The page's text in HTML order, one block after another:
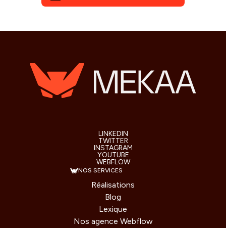
LINKEDIN
TWITTER
INSTAGRAM
YOUTUBE
WEBFLOW
NOS SERVICES
Réalisations
Blog
Lexique
Nos agence Webflow